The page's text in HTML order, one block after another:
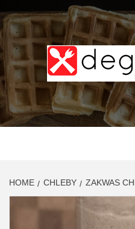
to
content
HOME CHLEBY ZAKWAS